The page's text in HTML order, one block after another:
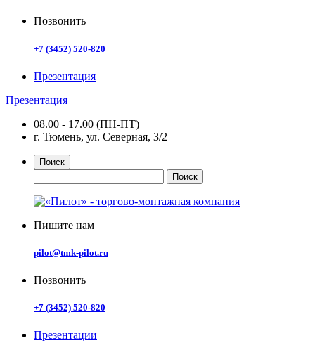
Позвонить
+7 (3452) 520-820
Презентация
Презентация
08.00 - 17.00 (ПН-ПТ)
г. Тюмень, ул. Северная, 3/2
Поиск
Пишите нам
pilot@tmk-pilot.ru
Позвонить
+7 (3452) 520-820
Презентации